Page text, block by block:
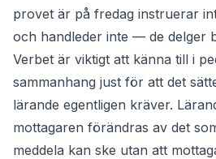
provet är på fredag instruerar
och handleder inte — de delger
Verbet är viktigt att känna till i
sammanhang just för att det
lärande egentligen kräver.
mottagaren förändras av det
meddela kan ske utan att